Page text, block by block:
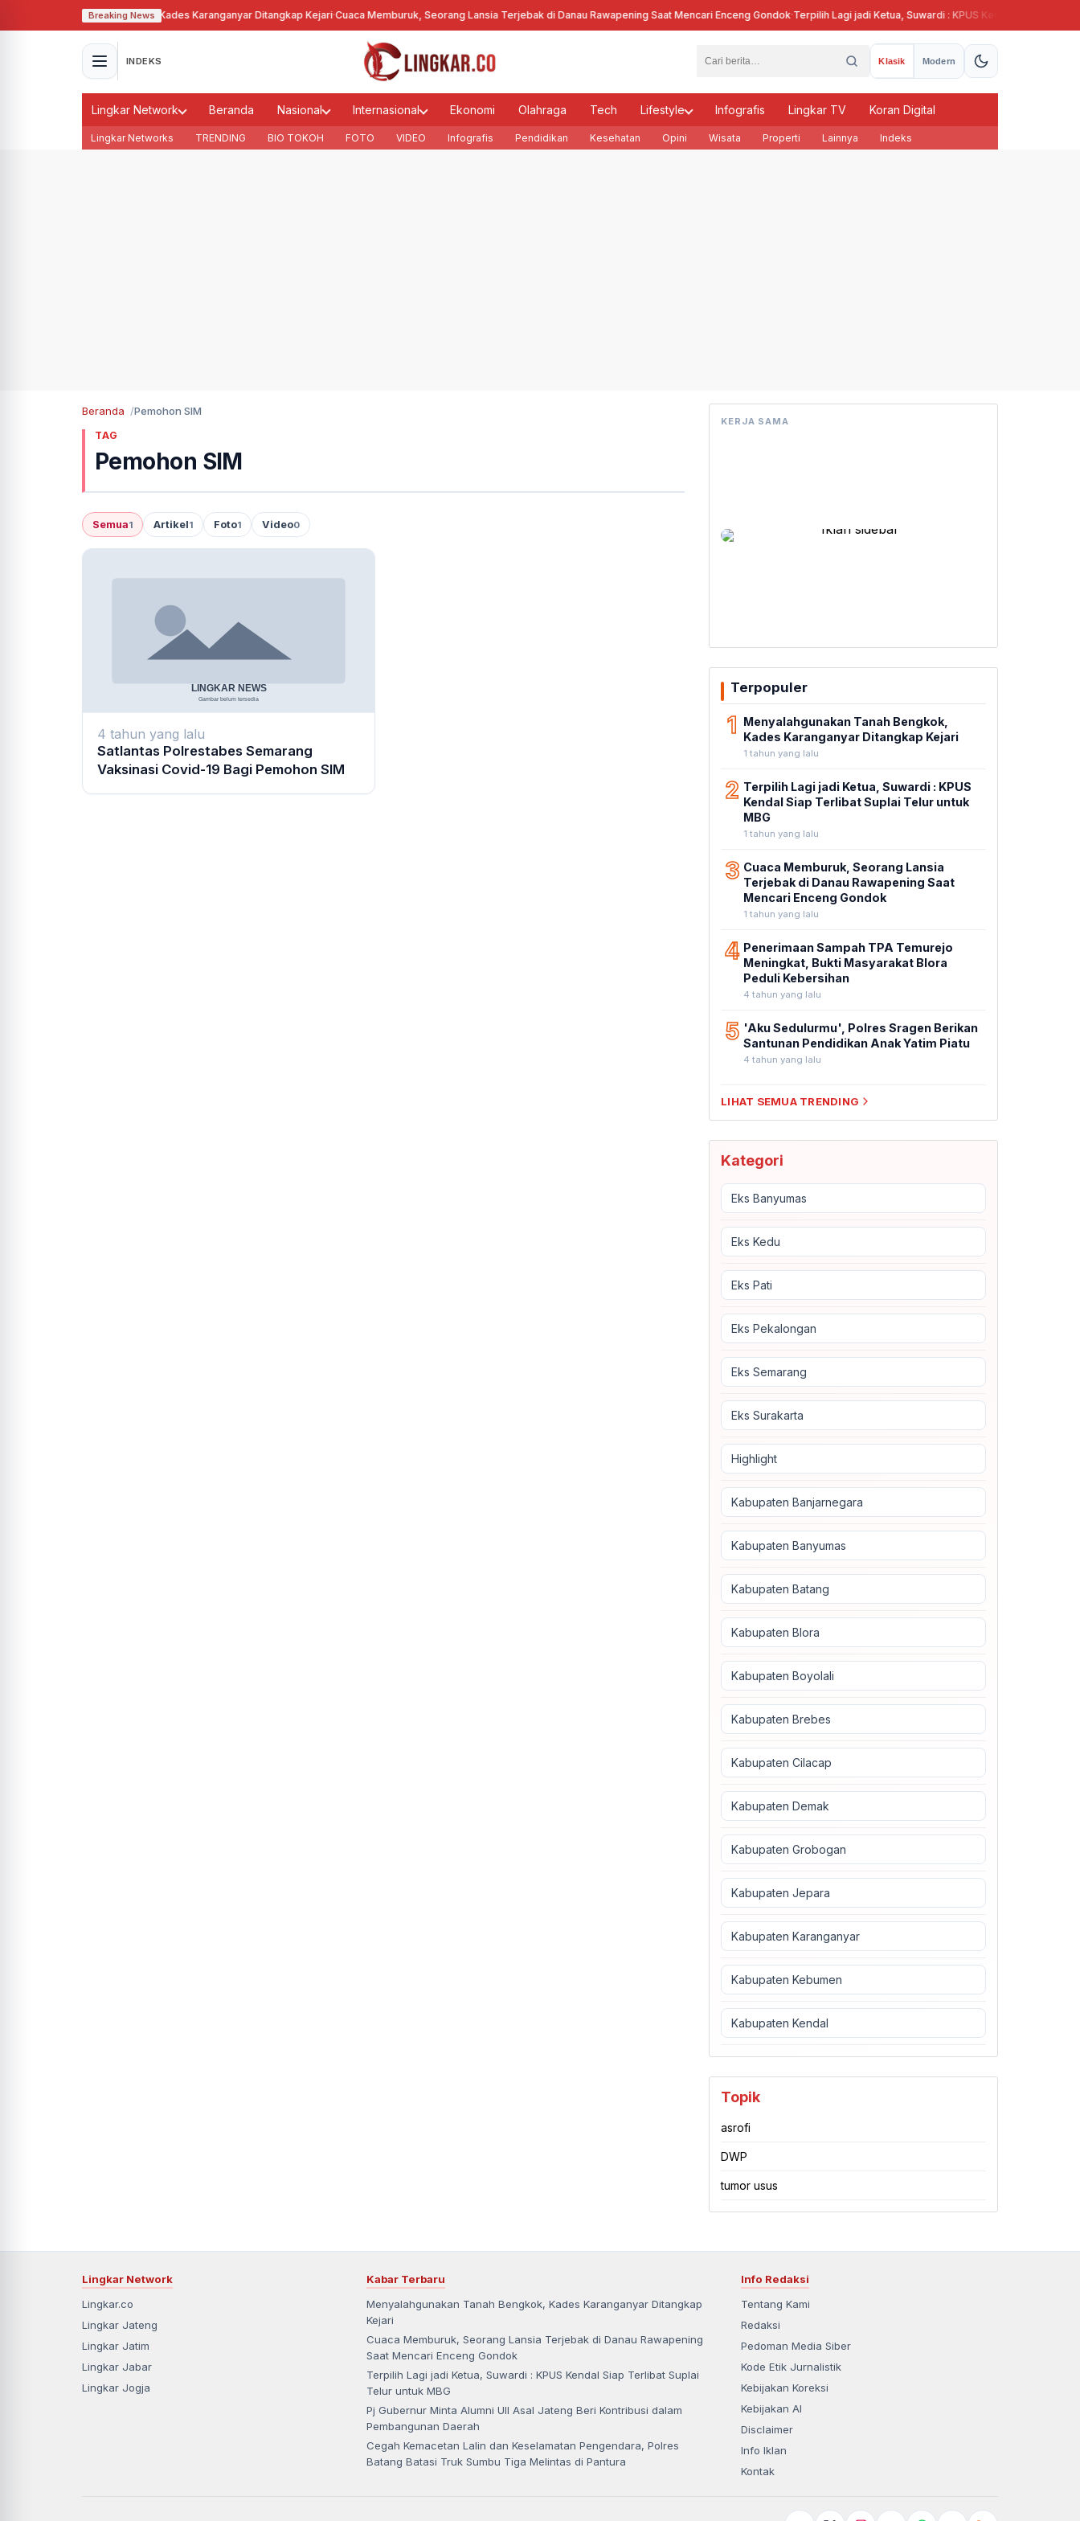
Breaking News
Tanah Bengkok, Kades Karanganyar Ditangkap Kejari·Cuaca Memburuk, Seorang Lansia Terjebak di Danau Rawapening Saat Mencari Enceng Gondok·Terpilih Lagi jadi Ketua, Suwardi : KPUS Kendal Siap Terlibat
INDEKS Klasik Modern
Lingkar Network Beranda Nasional Internasional Ekonomi Olahraga Tech Lifestyle Infografis Lingkar TV Koran Digital
Lingkar Networks TRENDING BIO TOKOH FOTO VIDEO Infografis Pendidikan Kesehatan Opini Wisata Properti Lainnya Indeks
Beranda Pemohon SIM
TAG
Pemohon SIM
Semua1 Artikel1 Foto1 Video0
4 tahun yang lalu
Satlantas Polrestabes Semarang
Vaksinasi Covid-19 Bagi Pemohon SIM
KERJA SAMA
Terpopuler
1 Menyalahgunakan Tanah Bengkok,
Kades Karanganyar Ditangkap Kejari
1 tahun yang lalu
2 Terpilih Lagi jadi Ketua, Suwardi : KPUS
Kendal Siap Terlibat Suplai Telur untuk
MBG
1 tahun yang lalu
3 Cuaca Memburuk, Seorang Lansia
Terjebak di Danau Rawapening Saat
Mencari Enceng Gondok
1 tahun yang lalu
4 Penerimaan Sampah TPA Temurejo
Meningkat, Bukti Masyarakat Blora
Peduli Kebersihan
4 tahun yang lalu
5 'Aku Sedulurmu', Polres Sragen Berikan
Santunan Pendidikan Anak Yatim Piatu
4 tahun yang lalu
LIHAT SEMUA TRENDING
Kategori
Eks Banyumas
Eks Kedu
Eks Pati
Eks Pekalongan
Eks Semarang
Eks Surakarta
Highlight
Kabupaten Banjarnegara
Kabupaten Banyumas
Kabupaten Batang
Kabupaten Blora
Kabupaten Boyolali
Kabupaten Brebes
Kabupaten Cilacap
Kabupaten Demak
Kabupaten Grobogan
Kabupaten Jepara
Kabupaten Karanganyar
Kabupaten Kebumen
Kabupaten Kendal
Topik
asrofi
DWP
tumor usus
Lingkar Network
Lingkar.co
Lingkar Jateng
Lingkar Jatim
Lingkar Jabar
Lingkar Jogja
Kabar Terbaru
Menyalahgunakan Tanah Bengkok, Kades Karanganyar Ditangkap
Kejari
Cuaca Memburuk, Seorang Lansia Terjebak di Danau Rawapening
Saat Mencari Enceng Gondok
Terpilih Lagi jadi Ketua, Suwardi : KPUS Kendal Siap Terlibat Suplai
Telur untuk MBG
Pj Gubernur Minta Alumni UII Asal Jateng Beri Kontribusi dalam
Pembangunan Daerah
Cegah Kemacetan Lalin dan Keselamatan Pengendara, Polres
Batang Batasi Truk Sumbu Tiga Melintas di Pantura
Info Redaksi
Tentang Kami
Redaksi
Pedoman Media Siber
Kode Etik Jurnalistik
Kebijakan Koreksi
Kebijakan AI
Disclaimer
Info Iklan
Kontak